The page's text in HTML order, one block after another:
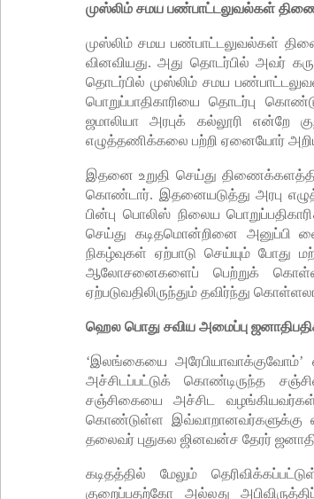
முஸ்லிம் சமய பண்பாட்டலுவல்கள்
முஸ்லிம் சமய பண்பாட்டலுவல்கள்
வினவியது. அது தொடர்பில் அவர்
தொடர்பில் முஸ்லிம் சமய
பொறுப்பாதிகாரியை தொடர்பு
ஜமாலியா அரபுக் கல்லூரி என்றே
எழுத்தணிக்கலை பற்றி ஏனையோர்
இதனை உறுதி செய்து
கொண்டார். இதனையடுத்து அரபு
பின்பு பொலிஸ் நிலைய
செய்து கடிதமொன்றினை அனுப்பி
நிகழ்வுகள் ஏற்பாடு செய்யும்
ஆலோசனைகளைப் பெற்றுக் கொள்ள
ஏற்படுவதிலிருந்தும் தவிர்ந்து
ஹெல பொது சவிய அமைப்பு
‘இலங்கையை
அச்சிடப்பட்டுக் கொண்டிருந்த
சஞ்சிகையை அச்சிட
கொண்டுள்ள இவ்வாறானவர்களுக்கு
தலைவர் புதுகல ஜினவன்ச தேரர்
கடிதத்தில் மேலும்
குறைப்பதற்கோ அல்லது